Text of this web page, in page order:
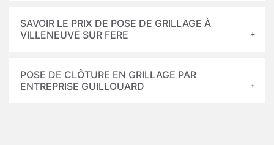
SAVOIR LE PRIX DE POSE DE GRILLAGE À
VILLENEUVE SUR FERE
POSE DE CLÔTURE EN GRILLAGE PAR
ENTREPRISE GUILLOUARD